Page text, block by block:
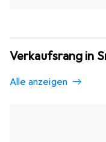
Verkaufsrang in
Alle anzeigen